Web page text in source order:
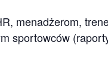
menadżerom,
sportowców